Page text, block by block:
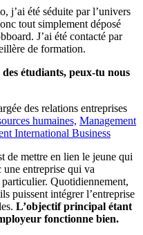
j’ai été séduite par l’univers
tout simplement déposé
J’ai été contacté par
de formation.
étudiants, peux-tu nous
des relations entreprises
humaines, Management
International Business
de mettre en lien le jeune qui
entreprise qui va
Quotidiennement,
puissent intégrer l’entreprise
L’objectif principal étant
fonctionne bien.